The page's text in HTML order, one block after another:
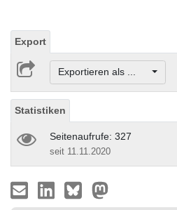
Export
Exportieren als ...
Statistiken
Seitenaufrufe: 327
seit 11.11.2020